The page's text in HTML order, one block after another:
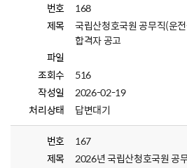
번호
168
제목
국립산청호국원 공무직(운
합격자 공고
파일
조회수
516
작성일
2026-02-19
처리상태
답변대기
번호
167
제목
2026년 국립산청호국원 공